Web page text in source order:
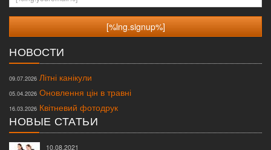
НОВОСТИ
09.07.2026 Літні канікули
05.04.2026 Оновлення цін в травні
16.03.2026 Квітневий фотодрук
НОВЫЕ СТАТЬИ
10.08.2021